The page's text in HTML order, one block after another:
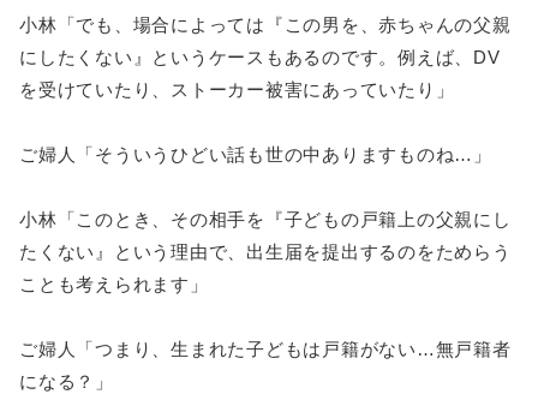
小林「でも、場合によっては『この男を、赤ちゃんの父親
にしたくない』というケースもあるのです。例えば、DV
を受けていたり、ストーカー被害にあっていたり」
ご婦人「そういうひどい話も世の中ありますものね…」
小林「このとき、その相手を『子どもの戸籍上の父親にし
たくない』という理由で、出生届を提出するのをためらう
ことも考えられます」
ご婦人「つまり、生まれた子どもは戸籍がない…無戸籍者
になる？」